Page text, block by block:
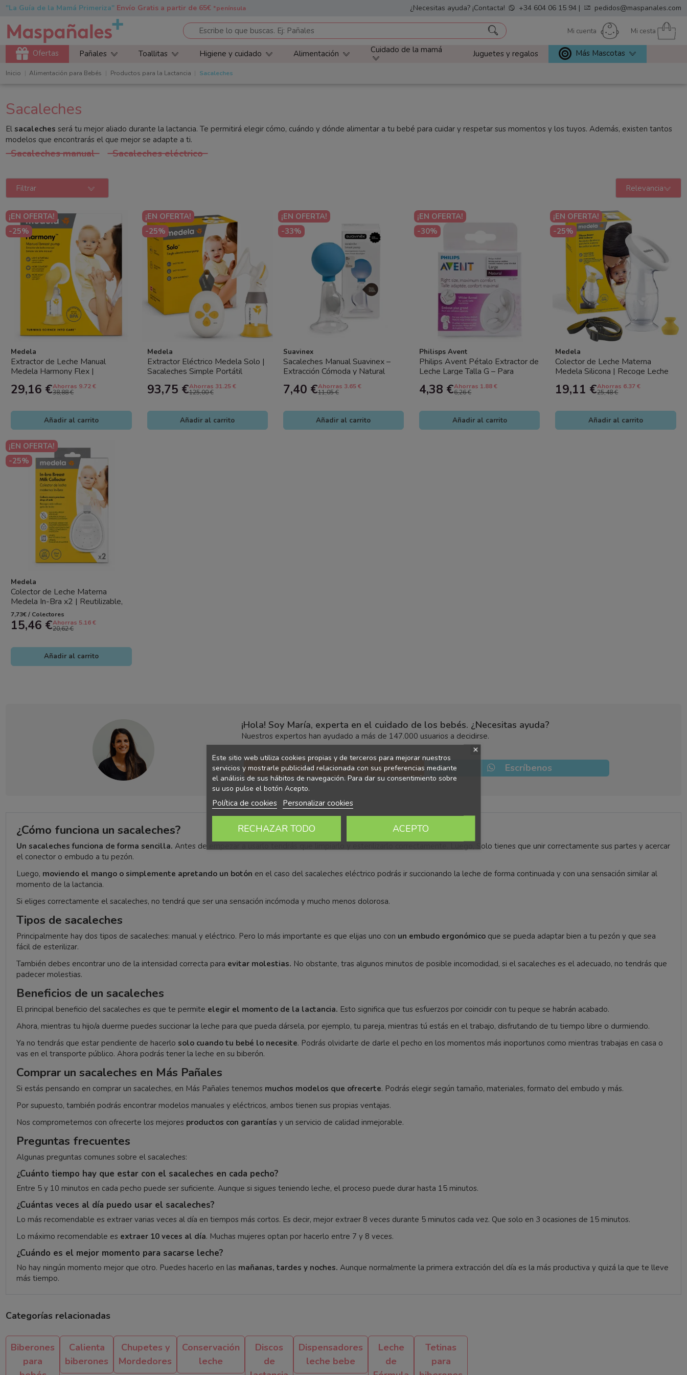
"La Guía de la Mamá Primeriza" Envío Gratis a partir de 65€*península ¿Necesitas ayuda? ¡Contacta! +34 604 06 15 94 | pedidos@maspanales.com
Mi cuenta Mi cesta
Ofertas Pañales Toallitas Higiene y cuidado Alimentación Cuidado de la mamá Juguetes y regalos Más Mascotas
Inicio Alimentación para Bebés Productos para la Lactancia Sacaleches
Sacaleches
Elsacalechesserá tu mejor aliado durante la lactancia. Te permitirá elegir cómo, cuándo y dónde alimentar a tu bebé para cuidar y respetar sus momentos y los tuyos. Además, existen tantos
modelos que encontrarás el que mejor se adapte a ti.
Sacaleches manual Sacaleches eléctrico
Filtrar Relevancia
¡EN OFERTA!
-25%
Medela
Extractor de Leche Manual
Medela Harmony Flex |
29,16 €Ahorras 9.72 €
38,88 €
Añadir al carrito
¡EN OFERTA!
-25%
Medela
Extractor Eléctrico Medela Solo |
Sacaleches Simple Portátil
93,75 €Ahorras 31.25 €
125,00 €
Añadir al carrito
¡EN OFERTA!
-33%
Suavinex
Sacaleches Manual Suavinex –
Extracción Cómoda y Natural
7,40 €Ahorras 3.65 €
11,05 €
Añadir al carrito
¡EN OFERTA!
-30%
Philisps Avent
Philips Avent Pétalo Extractor de
Leche Large Talla G – Para
4,38 €Ahorras 1.88 €
6,26 €
Añadir al carrito
¡EN OFERTA!
-25%
Medela
Colector de Leche Materna
Medela Silicona | Recoge Leche
19,11 €Ahorras 6.37 €
25,48 €
Añadir al carrito
¡EN OFERTA!
-25%
Medela
Colector de Leche Materna
Medela In-Bra x2 | Reutilizable,
Antiderrames y Sin BPA (30 ml)
7,73€ / Colectores
15,46 €Ahorras 5.16 €
20,62 €
Añadir al carrito
¡Hola! Soy María, experta en el cuidado de los bebés. ¿Necesitas ayuda?
Nuestros expertos han ayudado a más de 147.000 usuarios a decidirse.
Llámanos Escríbenos
¿Cómo funciona un sacaleches?
Un sacaleches funciona de forma sencilla. Antes de empezar a usarlo tendrás que limpiarlo y esterilizarlo correctamente. Luego, Solo tienes que unir correctamente sus partes y acercar
el conector o embudo a tu pezón.
Luego, moviendo el mango o simplemente apretando un botón en el caso del sacaleches eléctrico podrás ir succionando la leche de forma continuada y con una sensación similar al
momento de la lactancia.
Si eliges correctamente el sacaleches, no tendrá que ser una sensación incómoda y mucho menos dolorosa.
Tipos de sacaleches
Principalmente hay dos tipos de sacaleches: manual y eléctrico. Pero lo más importante es que elijas uno con un embudo ergonómico que se pueda adaptar bien a tu pezón y que sea
fácil de esterilizar.
También debes encontrar uno de la intensidad correcta para evitar molestias. No obstante, tras algunos minutos de posible incomodidad, si el sacaleches es el adecuado, no tendrás que
padecer molestias.
Beneficios de un sacaleches
El principal beneficio del sacaleches es que te permite elegir el momento de la lactancia. Esto significa que tus esfuerzos por coincidir con tu peque se habrán acabado.
Ahora, mientras tu hijo/a duerme puedes succionar la leche para que pueda dársela, por ejemplo, tu pareja, mientras tú estás en el trabajo, disfrutando de tu tiempo libre o durmiendo.
Ya no tendrás que estar pendiente de hacerlosolo cuando tu bebé lo necesite. Podrás olvidarte de darle el pecho en los momentos más inoportunos como mientras trabajas en casa o
vas en el transporte público. Ahora podrás tener la leche en su biberón.
Comprar un sacaleches en Más Pañales
Si estás pensando en comprar un sacaleches, en Más Pañales tenemos muchos modelos que ofrecerte. Podrás elegir según tamaño, materiales, formato del embudo y más.
Por supuesto, también podrás encontrar modelos manuales y eléctricos, ambos tienen sus propias ventajas.
Nos comprometemos con ofrecerte los mejores productos con garantías y un servicio de calidad inmejorable.
Preguntas frecuentes
Algunas preguntas comunes sobre el sacaleches:
¿Cuánto tiempo hay que estar con el sacaleches en cada pecho?
Entre 5 y 10 minutos en cada pecho puede ser suficiente. Aunque si sigues teniendo leche, el proceso puede durar hasta 15 minutos.
¿Cuántas veces al día puedo usar el sacaleches?
Lo más recomendable es extraer varias veces al día en tiempos más cortos. Es decir, mejor extraer 8 veces durante 5 minutos cada vez. Que solo en 3 ocasiones de 15 minutos.
Lo máximo recomendable es extraer 10 veces al día. Muchas mujeres optan por hacerlo entre 7 y 8 veces.
¿Cuándo es el mejor momento para sacarse leche?
No hay ningún momento mejor que otro. Puedes hacerlo en las mañanas, tardes y noches.Aunque normalmente la primera extracción del día es la más productiva y quizá la que te lleve
más tiempo.
Categorías relacionadas
Biberones
para
Calienta
biberones
Chupetes y
Mordedores
Conservación
leche
Discos
de
Dispensadores
leche bebe
Leche
de
Tetinas
para
Este sitio web utiliza cookies propias y de terceros para mejorar nuestros
servicios y mostrarle publicidad relacionada con sus preferencias mediante
el análisis de sus hábitos de navegación. Para dar su consentimiento sobre
su uso pulse el botón Acepto.
Política de cookies Personalizar cookies
RECHAZAR TODO ACEPTO